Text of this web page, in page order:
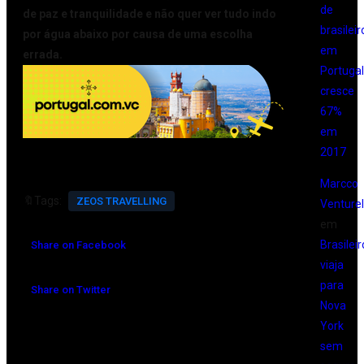
de paz e tranquilidade e não quer ver tudo indo
por água abaixo por causa de uma escolha
errada.
🔖Tags: ZEOS TRAVELLING
Share on Facebook
Share on Twitter
de
em
Portugal
cresce
67%
em
2017
Marcco
em
viaja
para
Nova
York
sem